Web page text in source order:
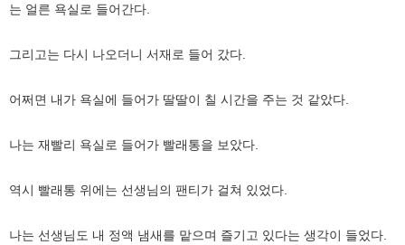
는 얼른 욕실로 들어간다.
그리고는 다시 나오더니 서재로 들어 갔다.
어쩌면 내가 욕실에 들어가 딸딸이 칠 시간을 주는 것 같았다.
나는 재빨리 욕실로 들어가 빨래통을 보았다.
역시 빨래통 위에는 선생님의 팬티가 걸쳐 있었다.
나는 선생님도 내 정액 냄새를 맡으며 즐기고 있다는 생각이 들었다.